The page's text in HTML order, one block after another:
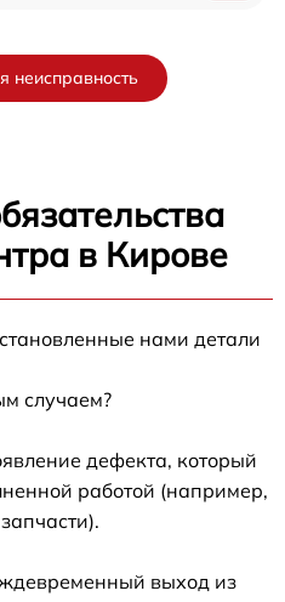
неисправность
в Кирове
нами детали
случаем?
дефекта, который
работой (например,
выход из